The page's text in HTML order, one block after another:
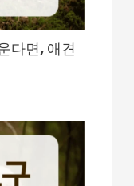
다면, 애견